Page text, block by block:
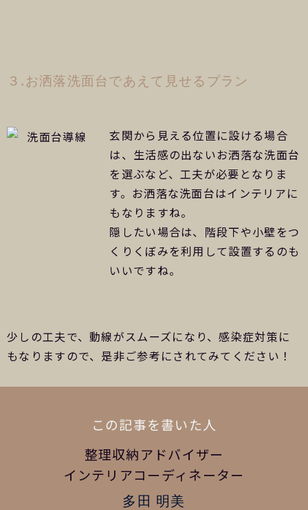
３.お洒落洗面台であえて見せるプラン
玄関から見える位置に設ける場合
は、生活感の出ないお洒落な洗面台
を選ぶなど、工夫が必要となりま
す。お洒落な洗面台はインテリアに
もなりますね。
隠したい場合は、階段下や小壁をつ
くりくぼみを利用して設置するのも
いいですね。
少しの工夫で、動線がスムーズになり、感染症対策に
もなりますので、是非ご参考にされてみてください！
この記事を書いた人
整理収納アドバイザー
インテリアコーディネーター
多田 明美